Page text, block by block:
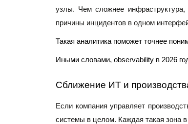
узлы. Чем сложнее
причины инцидентов в одном
Такая аналитика поможет точнее
Иными словами, observability в 2026
Сближение ИТ и
Если компания управляет
системы в целом. Каждая такая зона